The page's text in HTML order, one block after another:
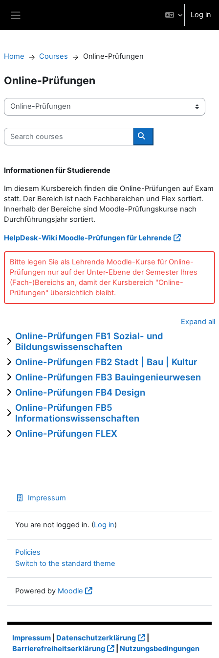
Log in
Home Courses Online-Prüfungen
Online-Prüfungen
Course categories
Search courses
Search courses
Informationen für Studierende
Im diesem Kursbereich finden die Online-Prüfungen auf Exam
statt. Der Bereich ist nach Fachbereichen und Flex sortiert.
Innerhalb der Bereiche sind Moodle-Prüfungskurse nach
Durchführungsjahr sortiert.
HelpDesk-Wiki Moodle-Prüfungen für Lehrende
Bitte legen Sie als Lehrende Moodle-Kurse für Online-
Prüfungen nur auf der Unter-Ebene der Semester Ihres
(Fach-)Bereichs an, damit der Kursbereich "Online-
Prüfungen" übersichtlich bleibt.
Expand all
Online-Prüfungen FB1 Sozial- und
Bildungswissenschaften
Online-Prüfungen FB2 Stadt | Bau | Kultur
Online-Prüfungen FB3 Bauingenieurwesen
Online-Prüfungen FB4 Design
Online-Prüfungen FB5
Informationswissenschaften
Online-Prüfungen FLEX
Impressum
You are not logged in. (Log in)
Policies
Switch to the standard theme
Powered by Moodle
Impressum Datenschutzerklärung
Barrierefreiheitserklärung
Nutzungsbedingungen